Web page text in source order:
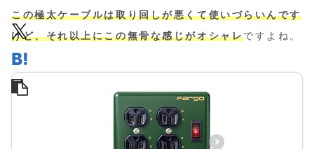
この極太ケーブルは取り回しが悪くて使いづらいんです
けど、それ以上にこの無骨な感じがオシャレですよね。